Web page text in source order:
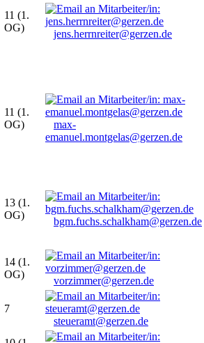
11 (1.
OG)
jens.herrnreiter@gerzen.de
11 (1.
OG)
max-
emanuel.montgelas@gerzen.de
13 (1.
OG)
bgm.fuchs.schalkham@gerzen.de
14 (1.
OG)
vorzimmer@gerzen.de
7
steueramt@gerzen.de